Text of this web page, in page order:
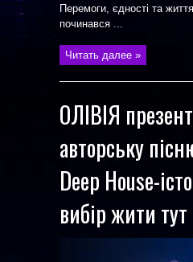
Перемоги, єдності та
починався ...
Читать далее »
ОЛІВІЯ
авторську
Deep House-
вибір жити тут